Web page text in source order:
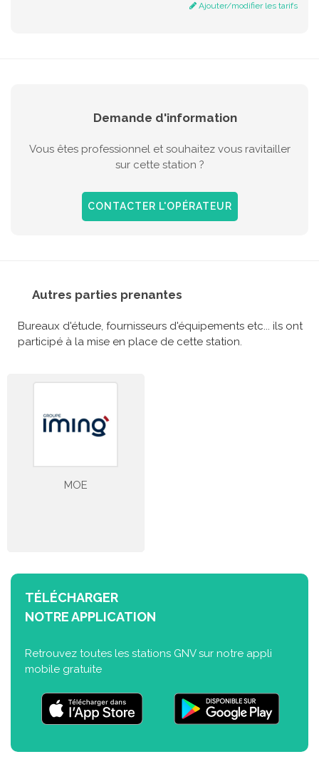
Ajouter/modifier les tarifs
Demande d'information
Vous êtes professionnel et souhaitez vous ravitailler
sur cette station ?
CONTACTER L'OPÉRATEUR
Autres parties prenantes
Bureaux d'étude, fournisseurs d'équipements etc... ils ont
participé à la mise en place de cette station.
MOE
TÉLÉCHARGER
NOTRE APPLICATION
Retrouvez toutes les stations GNV sur notre appli
mobile gratuite